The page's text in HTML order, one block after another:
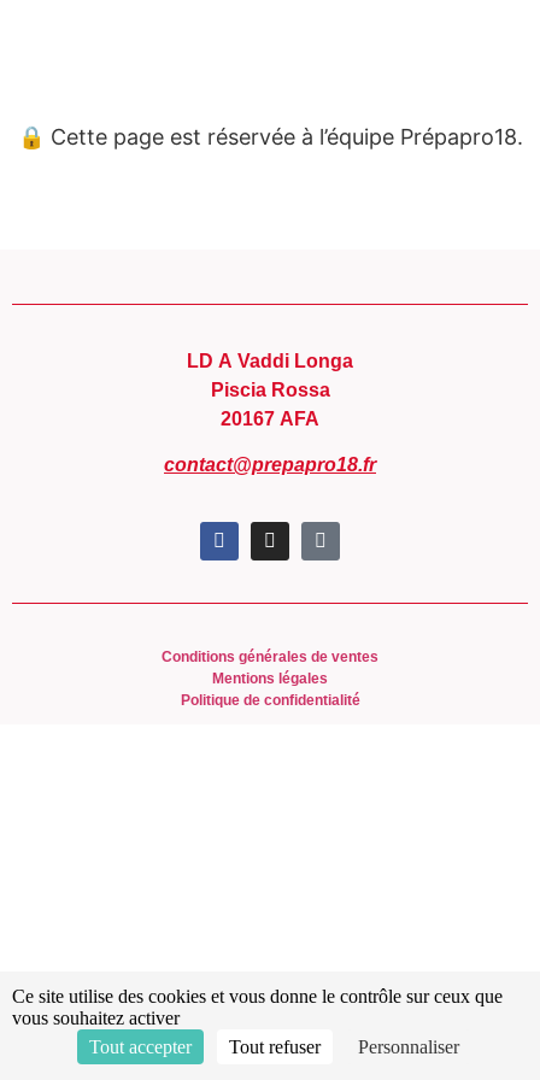
🔒 Cette page est réservée à l’équipe Prépapro18.
LD A Vaddi Longa
Piscia Rossa
20167 AFA
contact@prepapro18.fr
Conditions générales de ventes
Mentions légales
Politique de confidentialité
Ce site utilise des cookies et vous donne le contrôle sur ceux que
vous souhaitez activer
Tout accepter
Tout refuser Personnaliser